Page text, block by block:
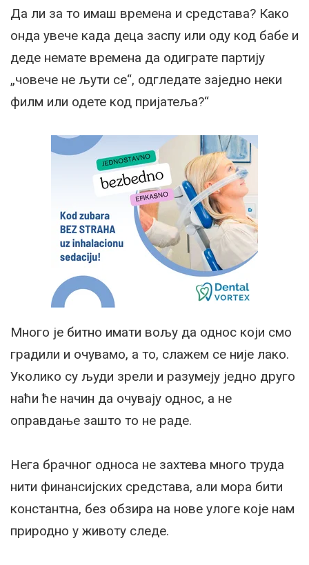
Да ли за то имаш времена и средстава? Како
онда увече када деца заспу или оду код бабе и
деде немате времена да одиграте партију
„човече не љути се“, одгледате заједно неки
филм или одете код пријатеља?“
Много је битно имати вољу да однос који смо
градили и очувамо, а то, слажем се није лако.
Уколико су људи зрели и разумеју једно друго
наћи ће начин да очувају однос, а не
оправдање зашто то не раде.
Нега брачног односа не захтева много труда
нити финансијских средстава, али мора бити
константна, без обзира на нове улоге које нам
природно у животу следе.